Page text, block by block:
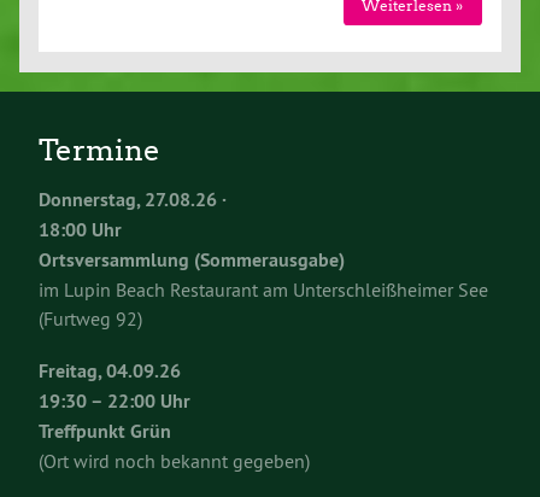
Weiterlesen »
Termine
Donnerstag, 27.08.26 ·
18:00 Uhr
Ortsversammlung (Sommerausgabe)
im Lupin Beach Restaurant am Unterschleißheimer See
(Furtweg 92)
Freitag, 04.09.26
19:30 – 22:00 Uhr
Treffpunkt Grün
(Ort wird noch bekannt gegeben)